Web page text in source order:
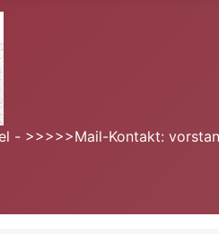
- >>>>>Mail-Kontakt: